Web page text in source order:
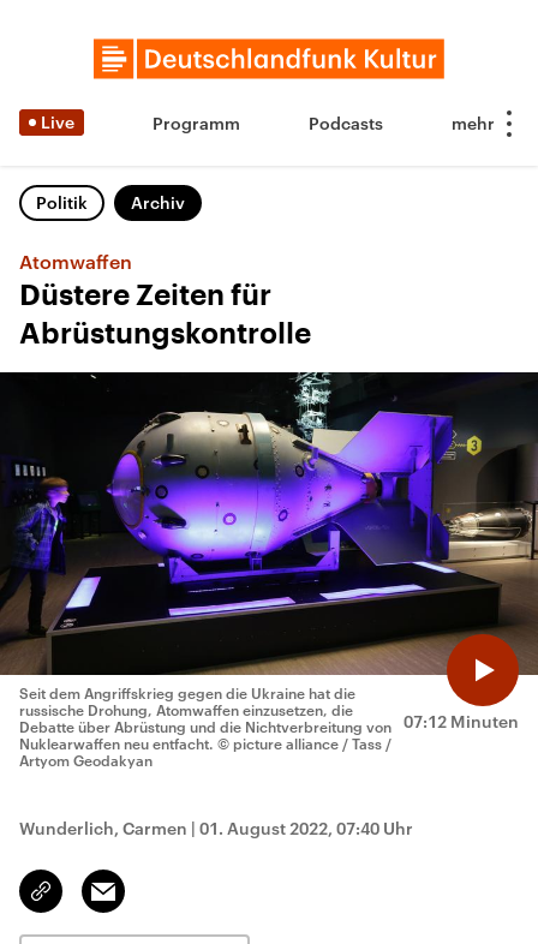
Live Programm Podcasts
Politik Archiv
Atomwaffen
Düstere Zeiten für
Abrüstungskontrolle
07:12 Minuten
Seit dem Angriffskrieg gegen die Ukraine hat die
russische Drohung, Atomwaffen einzusetzen, die
Debatte über Abrüstung und die Nichtverbreitung von
Nuklearwaffen neu entfacht. © picture alliance / Tass /
Artyom Geodakyan
Wunderlich, Carmen | 01. August 2022, 07:40 Uhr
Link
kopieren/teilen
Email